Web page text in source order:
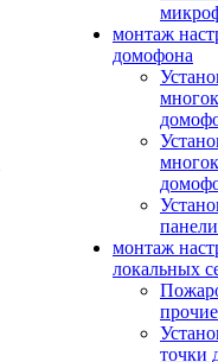
монтаж
домофона
панели
монтаж
локальных
точки